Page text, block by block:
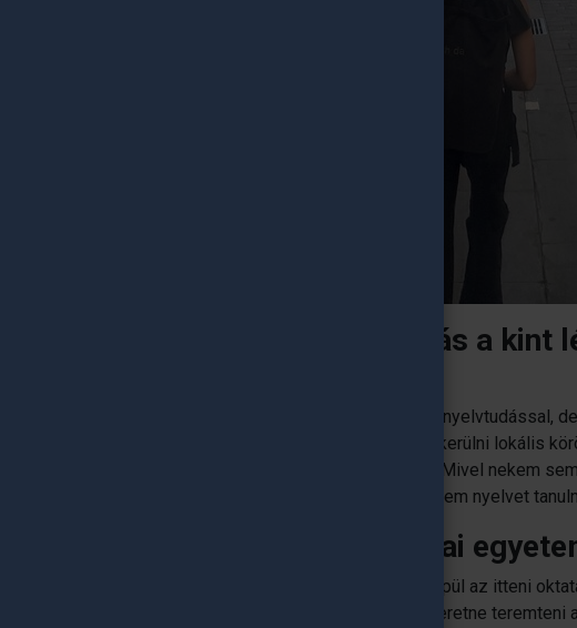
Mi a legnagyobb kihívás a kint
Egészen jól el lehet boldogulni az angol nyelvtudással,
lehessen és eggyé válni a kultúrával, bekerülni lokális
legalább spanyolul beszéljen az ember. Mivel nekem
felkerestem egy nyelviskolát és elkezdtem nyelvet
Miben más a barcelonai
Design egyetemként hasonló alapokra épül az itteni
MOMÉ-val abban, hogy olyan légkört szeretne